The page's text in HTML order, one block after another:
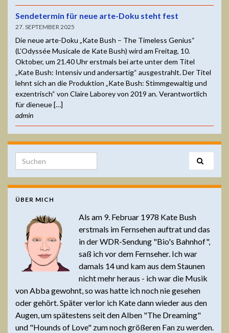
Sendetermin für neue arte-Doku steht fest
27. SEPTEMBER 2025
Die neue arte-Doku „Kate Bush – The Timeless Genius“
(L’Odyssée Musicale de Kate Bush) wird am Freitag, 10.
Oktober, um 21.40 Uhr erstmals bei arte unter dem Titel
„Kate Bush: Intensiv und andersartig“ ausgestrahlt. Der Titel
lehnt sich an die Produktion „Kate Bush: Stimmgewaltig und
exzentrisch“ von Claire Laborey von 2019 an. Verantwortlich
für dieneue […]
admin
Search for:
ÜBER MICH
Als am 9. Februar 1978 Kate Bush
erstmals im Fernsehen auftrat und das
in der WDR-Sendung "Bio's Bahnhof",
saß ich vor dem Fernseher. Ich war
damals 14 und kam aus dem Staunen
nicht mehr heraus - ich war die Musik
von Abba gewohnt, so was hatte ich noch nie gesehen
oder gehört. Später verlor ich Kate dann wieder aus den
Augen, um spätestens seit den Alben "The Dreaming"
und "Hounds of Love" zum noch größeren Fan zu werden.